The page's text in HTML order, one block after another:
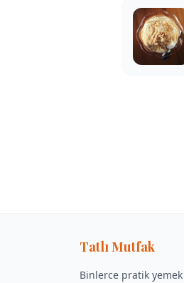
Tatlı Mutfak
Binlerce pratik